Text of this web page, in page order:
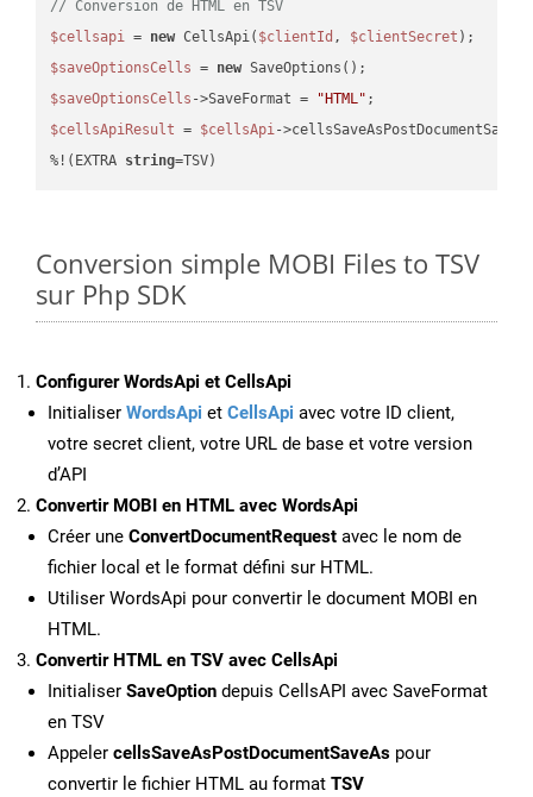
// Conversion de HTML en TSV
$cellsapi = new CellsApi( $clientId , $clientSecret
$saveOptionsCells = new
$saveOptionsCells ->SaveFormat = "HTML"
$cellsApiResult = $cellsApi-
%!(EXTRA string=TSV)
Conversion simple MOBI Files to TSV
sur Php SDK
Configurer WordsApi et CellsApi
Initialiser WordsApi et CellsApi avec votre ID client,
votre secret client, votre URL de base et votre version
d’API
Convertir MOBI en HTML avec WordsApi
Créer une ConvertDocumentRequest avec le nom de
fichier local et le format défini sur HTML.
Utiliser WordsApi pour convertir le document MOBI en
HTML.
Convertir HTML en TSV avec CellsApi
Initialiser SaveOption depuis CellsAPI avec SaveFormat
en TSV
Appeler cellsSaveAsPostDocumentSaveAs pour
convertir le fichier HTML au format TSV